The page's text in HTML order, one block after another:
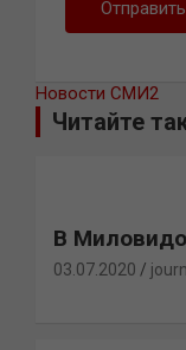
Новости СМИ2
Читайте
В
03.07.2020